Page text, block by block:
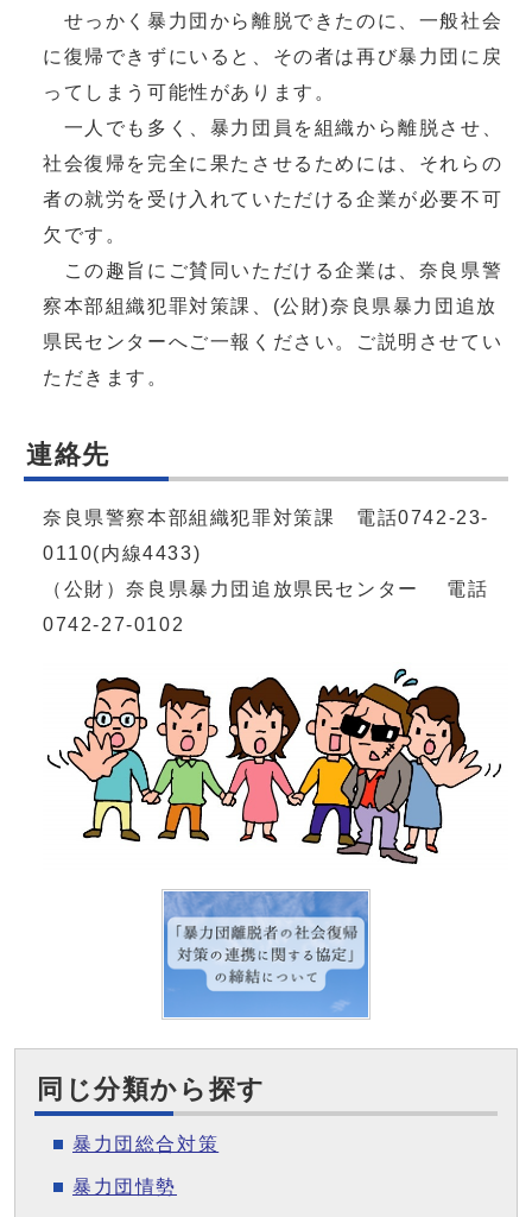
せっかく暴力団から離脱できたのに、一般社会
に復帰できずにいると、その者は再び暴力団に戻
ってしまう可能性があります。
一人でも多く、暴力団員を組織から離脱させ、
社会復帰を完全に果たさせるためには、それらの
者の就労を受け入れていただける企業が必要不可
欠です。
この趣旨にご賛同いただける企業は、奈良県警
察本部組織犯罪対策課、(公財)奈良県暴力団追放
県民センターへご一報ください。ご説明させてい
ただきます。
連絡先
奈良県警察本部組織犯罪対策課 電話0742-23-
0110(内線4433)
（公財）奈良県暴力団追放県民センター 電話
0742-27-0102
同じ分類から探す
暴力団総合対策
暴力団情勢